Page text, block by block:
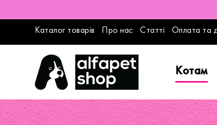
Каталог товарів Про нас Статті Оплата та
Котам